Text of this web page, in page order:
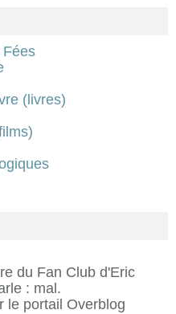
du Fan Club d'Eric
: mal.
le portail Overblog
Fées
(livres)